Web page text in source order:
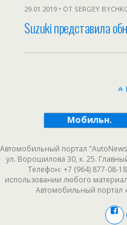
29.01.2019 • ОТ SERGEY
Suzuki представила
Мобильн.
Автомобильный портал
ул. Ворошилова 30, к. 25.
Телефон: +7 (964) 877-08-
использовании любого
Автомобильный портал